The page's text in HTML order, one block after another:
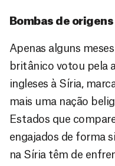
Bombas de
Apenas alguns
britânico votou pela
ingleses à Síria,
mais uma nação
Estados que
engajados de forma
na Síria têm de